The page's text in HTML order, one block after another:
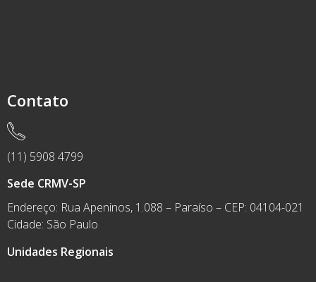
Contato
(11) 5908 4799
Sede CRMV-SP
Endereço: Rua Apeninos, 1.088 – Paraíso – CEP: 04104-021
Cidade: São Paulo
Unidades Regionais